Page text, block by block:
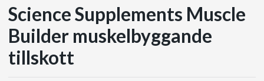
Science Supplements Muscle
Builder muskelbyggande
tillskott